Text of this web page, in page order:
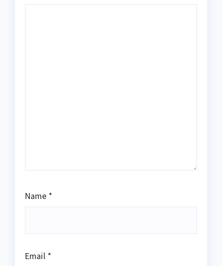
Name *
Email *